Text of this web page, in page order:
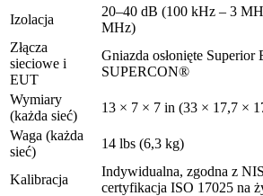
Izolacja
20–40 dB (100 kHz – 3
MHz)
Złącza
sieciowe i
EUT
Gniazda osłonięte Superior
SUPERCON®
Wymiary
(każda sieć)
13 × 7 × 7 in (33 × 17,7 ×
Waga (każda
sieć)
14 lbs (6,3 kg)
Kalibracja
Indywidualna, zgodna z
certyfikacja ISO 17025 na